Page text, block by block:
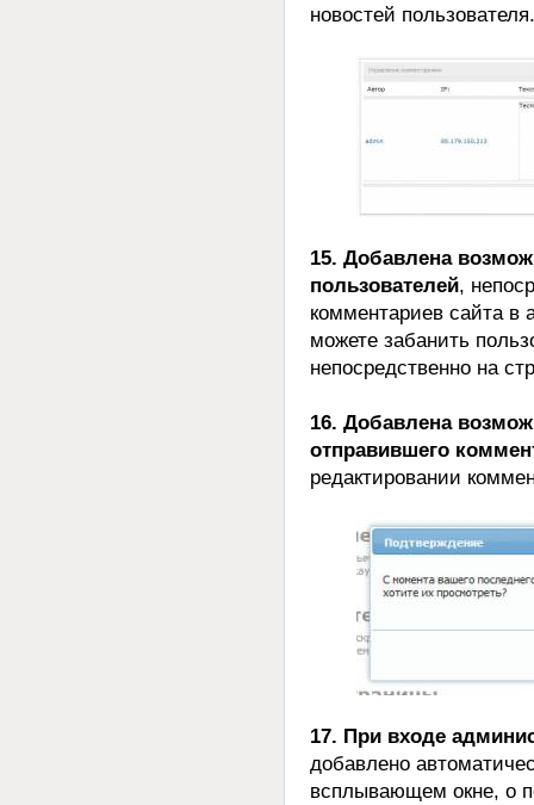
новостей пользователя.
15. Добавлена
пользователей,
комментариев сайта
можете забанить
непосредственно на
16. Добавлена
отправившего
редактировании
17. При входе
добавлено
всплывающем окне, о